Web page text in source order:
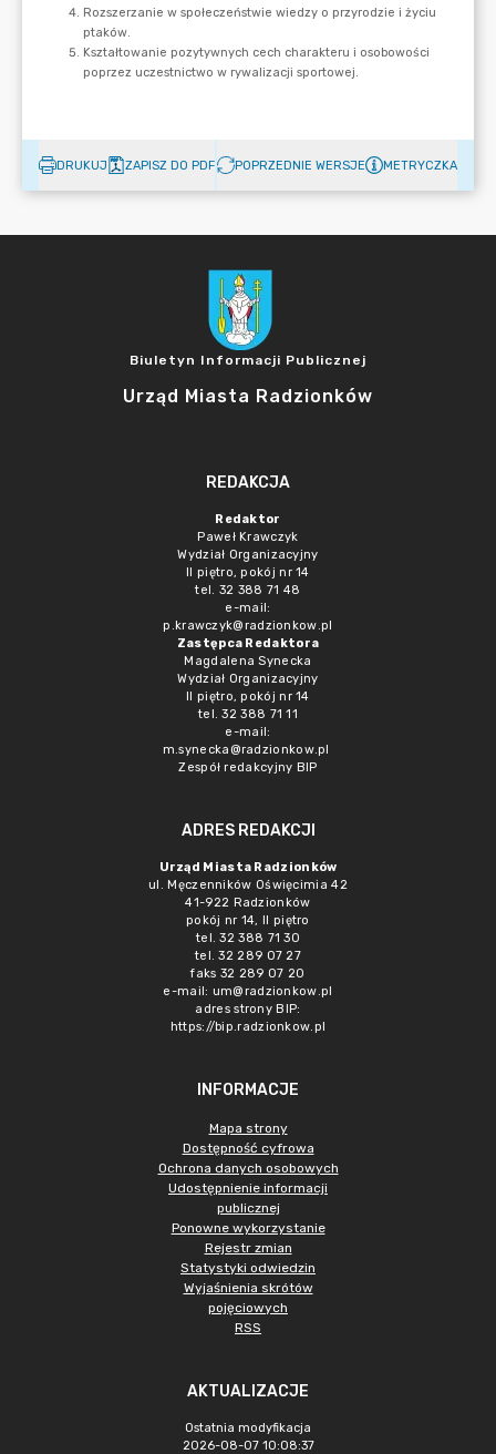
DRUKUJ ZAPISZ DO PDF POPRZEDNIE WERSJE METRYCZKA
Biuletyn Informacji Publicznej
Urząd Miasta Radzionków
REDAKCJA
Redaktor
Paweł Krawczyk
Wydział Organizacyjny
II piętro, pokój nr 14
tel. 32 388 71 48
e-mail:
p.krawczyk@radzionkow.pl
Zastępca Redaktora
Magdalena Synecka
Wydział Organizacyjny
II piętro, pokój nr 14
tel. 32 388 71 11
e-mail:
m.synecka@radzionkow.pl
Zespół redakcyjny BIP
ADRES REDAKCJI
Urząd Miasta Radzionków
ul. Męczenników Oświęcimia 42
41-922 Radzionków
pokój nr 14, II piętro
tel. 32 388 71 30
tel. 32 289 07 27
faks 32 289 07 20
e-mail: um@radzionkow.pl
adres strony BIP:
https://bip.radzionkow.pl
INFORMACJE
Mapa strony
Dostępność cyfrowa
Ochrona danych osobowych
Udostępnienie informacji
publicznej
Ponowne wykorzystanie
Rejestr zmian
Statystyki odwiedzin
Wyjaśnienia skrótów
pojęciowych
RSS
AKTUALIZACJE
Ostatnia modyfikacja
2026-08-07 10:08:37